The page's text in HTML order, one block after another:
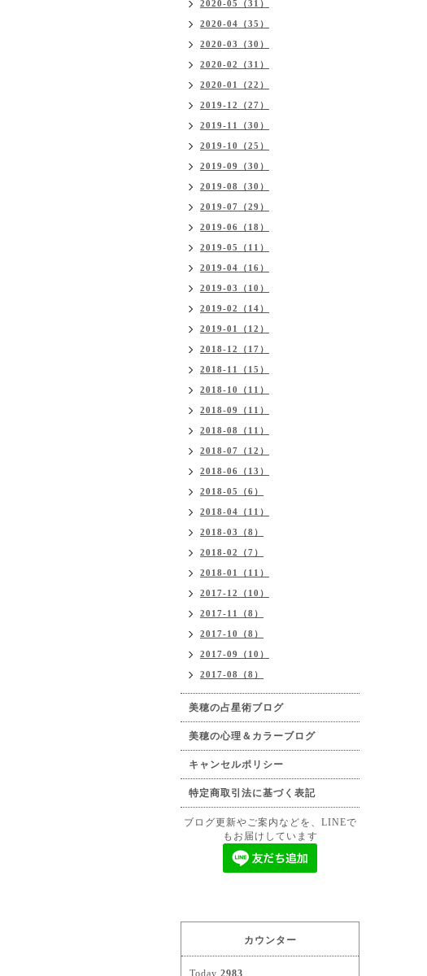
2020-05（31）
2020-04（35）
2020-03（30）
2020-02（31）
2020-01（22）
2019-12（27）
2019-11（30）
2019-10（25）
2019-09（30）
2019-08（30）
2019-07（29）
2019-06（18）
2019-05（11）
2019-04（16）
2019-03（10）
2019-02（14）
2019-01（12）
2018-12（17）
2018-11（15）
2018-10（11）
2018-09（11）
2018-08（11）
2018-07（12）
2018-06（13）
2018-05（6）
2018-04（11）
2018-03（8）
2018-02（7）
2018-01（11）
2017-12（10）
2017-11（8）
2017-10（8）
2017-09（10）
2017-08（8）
美穂の占星術ブログ
美穂の心理＆カラーブログ
キャンセルポリシー
特定商取引法に基づく表記
ブログ更新やご案内などを、LINEで
もお届けしています
カウンター
Today 2983